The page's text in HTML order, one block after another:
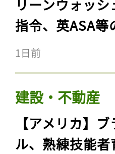
リーンウォッ
指令、英ASA等
1日前
建設・不動産
【アメリカ】
ル、熟練技能